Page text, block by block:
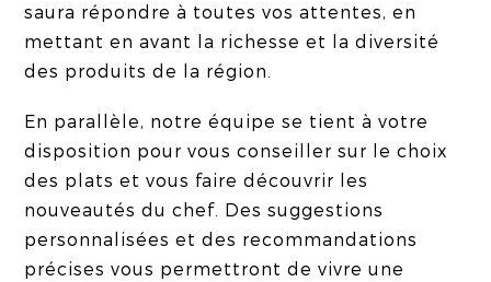
saura répondre à toutes vos attentes, en
mettant en avant la richesse et la diversité
des produits de la région.
En parallèle, notre équipe se tient à votre
disposition pour vous conseiller sur le choix
des plats et vous faire découvrir les
nouveautés du chef. Des suggestions
personnalisées et des recommandations
précises vous permettront de vivre une